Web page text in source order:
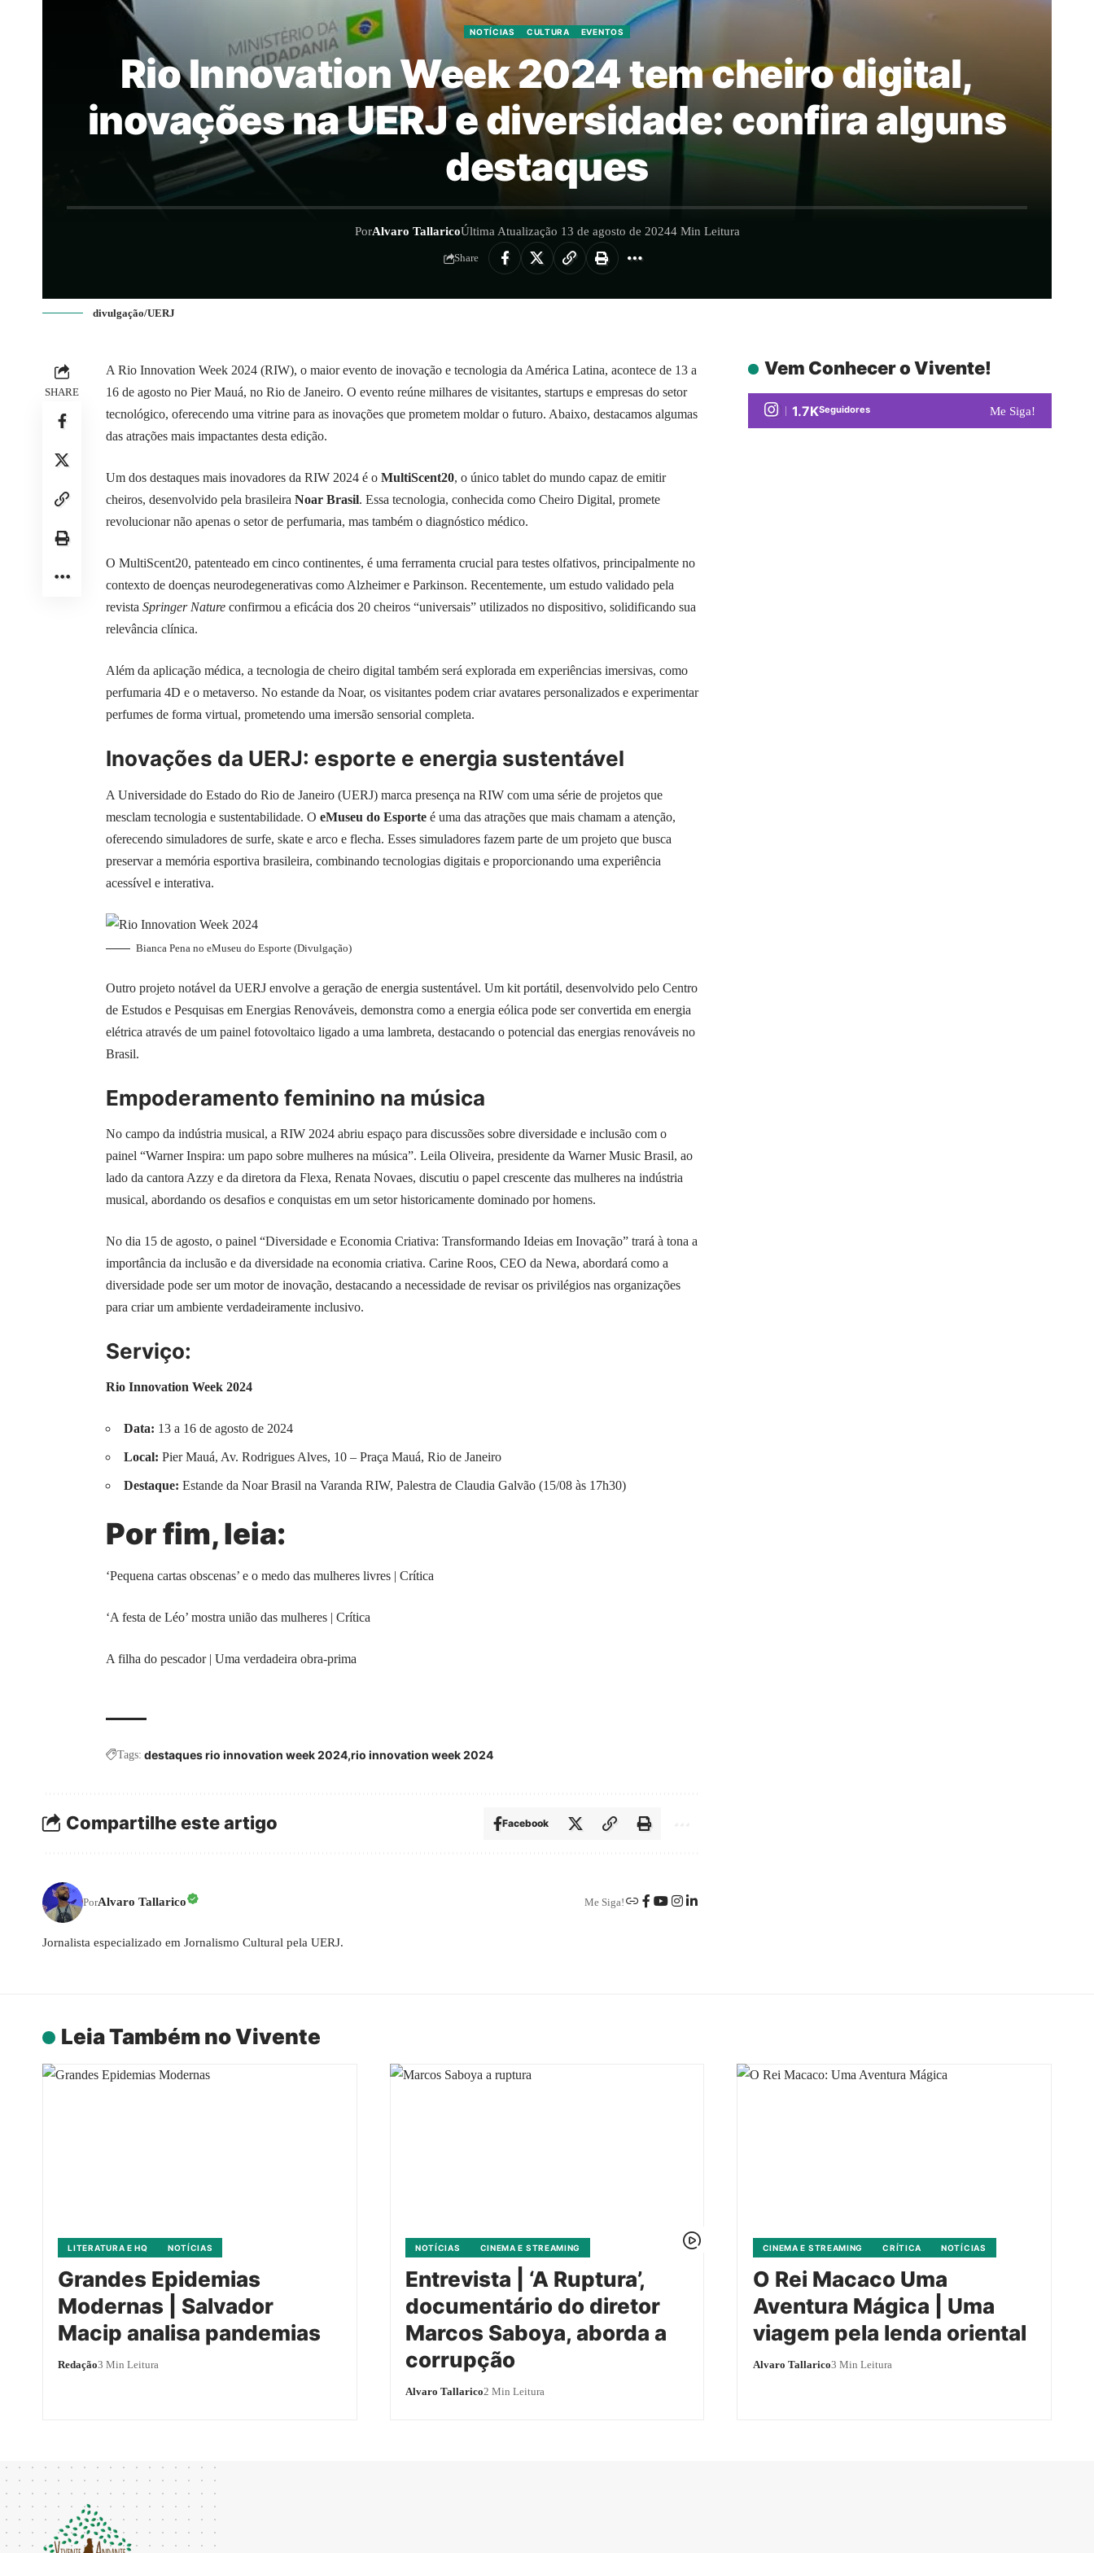
NOTÍCIAS CULTURA EVENTOS
Rio Innovation Week 2024 tem cheiro digital,
inovações na UERJ e diversidade: confira alguns
destaques
PorAlvaro TallaricoÚltima Atualização 13 de agosto de 20244 Min Leitura
Share
divulgação/UERJ
SHARE
A Rio Innovation Week 2024 (RIW), o maior evento de inovação e tecnologia da América Latina, acontece de 13 a
16 de agosto no Pier Mauá, no Rio de Janeiro. O evento reúne milhares de visitantes, startups e empresas do setor
tecnológico, oferecendo uma vitrine para as inovações que prometem moldar o futuro. Abaixo, destacamos algumas
das atrações mais impactantes desta edição.
Um dos destaques mais inovadores da RIW 2024 é o MultiScent20, o único tablet do mundo capaz de emitir
cheiros, desenvolvido pela brasileira Noar Brasil. Essa tecnologia, conhecida como Cheiro Digital, promete
revolucionar não apenas o setor de perfumaria, mas também o diagnóstico médico.
O MultiScent20, patenteado em cinco continentes, é uma ferramenta crucial para testes olfativos, principalmente no
contexto de doenças neurodegenerativas como Alzheimer e Parkinson. Recentemente, um estudo validado pela
revista Springer Nature confirmou a eficácia dos 20 cheiros “universais” utilizados no dispositivo, solidificando sua
relevância clínica.
Além da aplicação médica, a tecnologia de cheiro digital também será explorada em experiências imersivas, como
perfumaria 4D e o metaverso. No estande da Noar, os visitantes podem criar avatares personalizados e experimentar
perfumes de forma virtual, prometendo uma imersão sensorial completa.
Inovações da UERJ: esporte e energia sustentável
A Universidade do Estado do Rio de Janeiro (UERJ) marca presença na RIW com uma série de projetos que
mesclam tecnologia e sustentabilidade. O eMuseu do Esporte é uma das atrações que mais chamam a atenção,
oferecendo simuladores de surfe, skate e arco e flecha. Esses simuladores fazem parte de um projeto que busca
preservar a memória esportiva brasileira, combinando tecnologias digitais e proporcionando uma experiência
acessível e interativa.
Bianca Pena no eMuseu do Esporte (Divulgação)
Outro projeto notável da UERJ envolve a geração de energia sustentável. Um kit portátil, desenvolvido pelo Centro
de Estudos e Pesquisas em Energias Renováveis, demonstra como a energia eólica pode ser convertida em energia
elétrica através de um painel fotovoltaico ligado a uma lambreta, destacando o potencial das energias renováveis no
Brasil.
Empoderamento feminino na música
No campo da indústria musical, a RIW 2024 abriu espaço para discussões sobre diversidade e inclusão com o
painel “Warner Inspira: um papo sobre mulheres na música”. Leila Oliveira, presidente da Warner Music Brasil, ao
lado da cantora Azzy e da diretora da Flexa, Renata Novaes, discutiu o papel crescente das mulheres na indústria
musical, abordando os desafios e conquistas em um setor historicamente dominado por homens.
No dia 15 de agosto, o painel “Diversidade e Economia Criativa: Transformando Ideias em Inovação” trará à tona a
importância da inclusão e da diversidade na economia criativa. Carine Roos, CEO da Newa, abordará como a
diversidade pode ser um motor de inovação, destacando a necessidade de revisar os privilégios nas organizações
para criar um ambiente verdadeiramente inclusivo.
Serviço:
Rio Innovation Week 2024
Data: 13 a 16 de agosto de 2024
Local: Pier Mauá, Av. Rodrigues Alves, 10 – Praça Mauá, Rio de Janeiro
Destaque: Estande da Noar Brasil na Varanda RIW, Palestra de Claudia Galvão (15/08 às 17h30)
Por fim, leia:
‘Pequena cartas obscenas’ e o medo das mulheres livres | Crítica
‘A festa de Léo’ mostra união das mulheres | Crítica
A filha do pescador | Uma verdadeira obra-prima
Tags: destaques rio innovation week 2024 rio innovation week 2024
Compartilhe este artigo Facebook
PorAlvaro Tallarico Me Siga!
Jornalista especializado em Jornalismo Cultural pela UERJ.
Vem Conhecer o Vivente!
1.7KSeguidores Me Siga!
Leia Também no Vivente
LITERATURA E HQ NOTÍCIAS
Grandes Epidemias
Modernas | Salvador
Macip analisa pandemias
Redação3 Min Leitura
NOTÍCIAS CINEMA E STREAMING
Entrevista | ‘A Ruptura’,
documentário do diretor
Marcos Saboya, aborda a
corrupção
Alvaro Tallarico2 Min Leitura
CINEMA E STREAMING CRÍTICA NOTÍCIAS
O Rei Macaco Uma
Aventura Mágica | Uma
viagem pela lenda oriental
Alvaro Tallarico3 Min Leitura